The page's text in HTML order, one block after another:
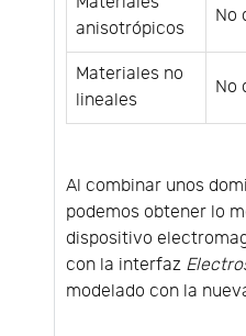
anisotrópicos
No
Materiales no
lineales
No
Al combinar unos
podemos obtener lo
dispositivo
con la interfaz
modelado con la